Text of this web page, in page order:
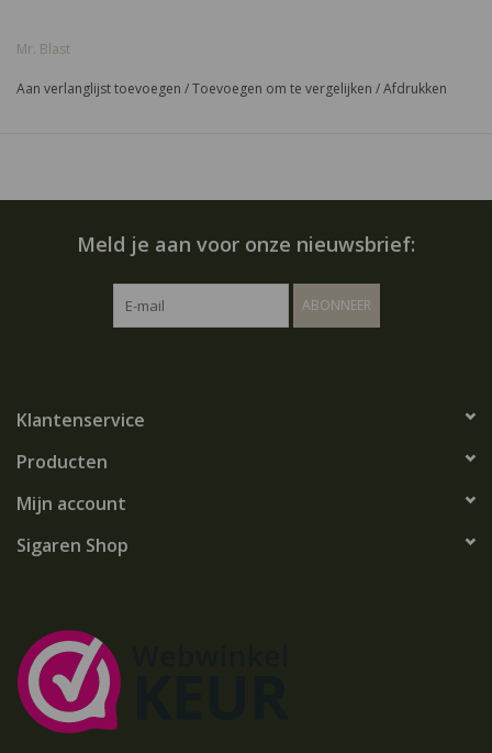
met de balletjes, na het vullen sluit u het schuifje. U plaatst
de huls door het schuifje naar voren te plaatsen. Hierna gebruikt
Mr. Blast
Aan verlanglijst toevoegen /Toevoegen om te vergelijken /Afdrukken
Meld je aan voor onze nieuwsbrief:
ABONNEER
Klantenservice
Producten
Mijn account
Sigaren Shop